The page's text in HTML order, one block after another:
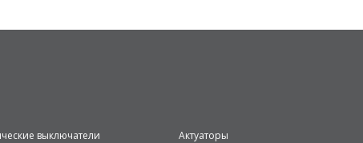
выключатели Актуаторы